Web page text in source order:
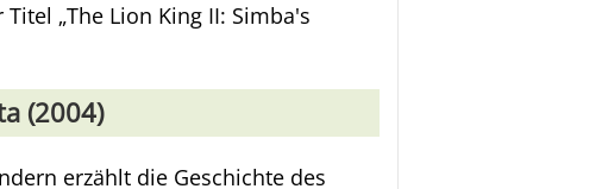
„The Lion King II: Simba's
(2004)
erzählt die Geschichte des